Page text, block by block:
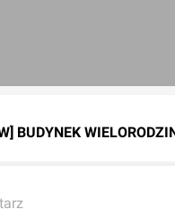
BUDYNEK